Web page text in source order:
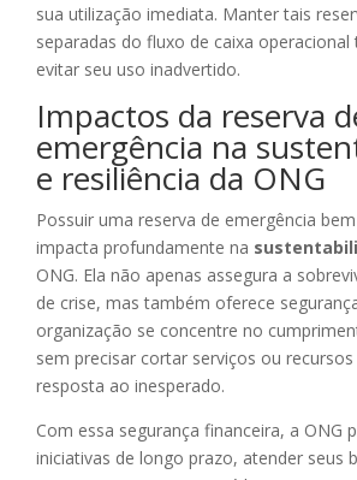
sua utilização imediata. Manter tais
separadas do fluxo de caixa
evitar seu uso inadvertido.
Impactos da reserva
emergência na
e resiliência da ONG
Possuir uma reserva de emergência
impacta profundamente na
ONG. Ela não apenas assegura a
de crise, mas também oferece
organização se concentre no
sem precisar cortar serviços ou
resposta ao inesperado.
Com essa segurança financeira, a ONG
iniciativas de longo prazo, atender seus